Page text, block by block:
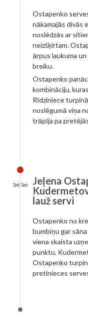
Ostapenko
nākamajās divās
noslēdzās ar
neizšķirtam.
ārpus laukuma
breiku.
Ostapenko
kombināciju,
Rīdziniece
noslēgumā viņa
trāpīja pa
3rd Set
Jeļena
lauž servi
Ostapenko no
bumbiņu gar
viena skaista
punktu.
Ostapenko
pretinieces